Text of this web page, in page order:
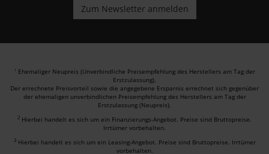
1 Ehemaliger Neupreis (Unverbindliche Preisempfehlung des Herstellers am Tag der
Erstzulassung).
Der errechnete Preisvorteil sowie die angegebene Ersparnis errechnet sich gegenüber
der ehemaligen unverbindlichen Preisempfehlung des Herstellers am Tag der
Erstzulassung (Neupreis).
2 Hierbei handelt es sich um ein Finanzierungs-Angebot. Preise sind Bruttopreise.
Irrtümer vorbehalten.
3 Hierbei handelt es sich um ein Leasing-Angebot. Preise sind Bruttopreise. Irrtümer
vorbehalten.